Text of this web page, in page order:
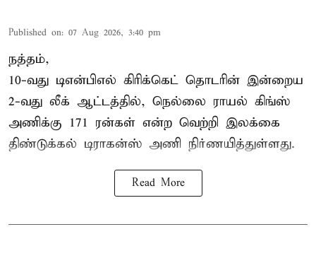
Published on: 07 Aug 2026, 3:40 pm
நத்தம்,
10-வது டிஎன்பிஎல் கிரிக்கெட் தொடரின் இன்றைய
2-வது லீக் ஆட்டத்தில், நெல்லை ராயல் கிங்ஸ்
அணிக்கு 171 ரன்கள் என்ற வெற்றி இலக்கை
திண்டுக்கல் டிராகன்ஸ் அணி நிர்ணயித்துள்ளது.
Read More